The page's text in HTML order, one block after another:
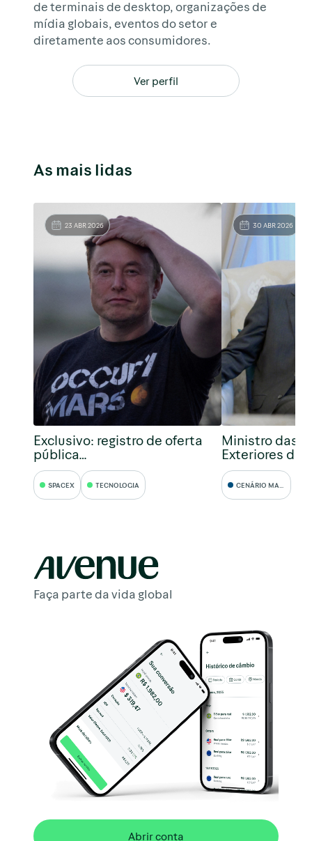
de terminais de desktop, organizações de
mídia globais, eventos do setor e
diretamente aos consumidores.
Ver perfil
As mais lidas
23 ABR 2026
Exclusivo: registro de oferta
pública…
SPACEX TECNOLOGIA
30 ABR 2026
Ministro das
Exteriores da
CENÁRIO MACRO
Faça parte da vida global
Abrir conta